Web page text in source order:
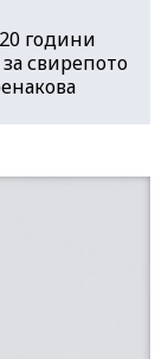
години
свирепото